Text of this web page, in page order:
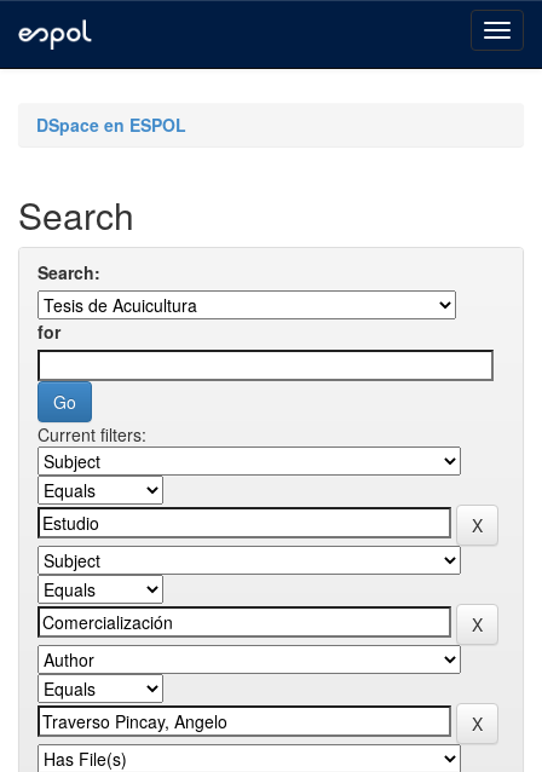
navigationDSpace en ESPOL
Search
Search:
for
Current filters: